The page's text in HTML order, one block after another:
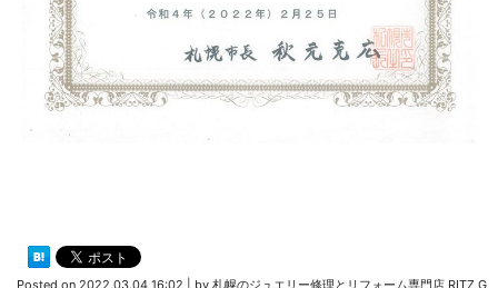
Posted on 2022.03.04 16:02 by 札幌のジュエリー修理とリフォーム専門店 RITZ G